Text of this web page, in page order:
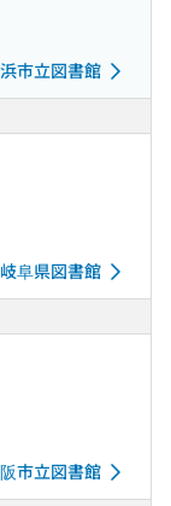
市立図書館
岐阜県図書館
市立図書館